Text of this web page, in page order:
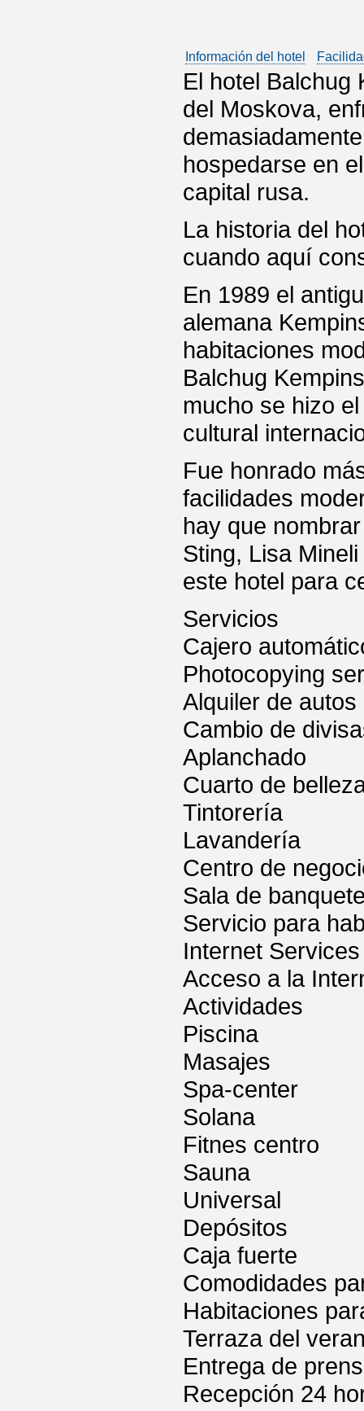
Información del hotel
El hotel Balchug
del Moskova,
hospedarse en
capital rusa.
La historia del
cuando aquí
En 1989 el
alemana
habitaciones
Balchug
mucho se hizo
cultural
Fue honrado
facilidades
hay que
Sting, Lisa
este hotel para
Servicios
Cajero
Photocopying
Alquiler de autos
Cambio de
Aplanchado
Cuarto de
Tintorería
Lavandería
Centro de
Sala de
Servicio para
Internet Services
Acceso a la
Actividades
Piscina
Masajes
Spa-center
Solana
Fitnes centro
Sauna
Universal
Depósitos
Caja fuerte
Comodidades
Habitaciones
Terraza del
Entrega de
Recepción 24